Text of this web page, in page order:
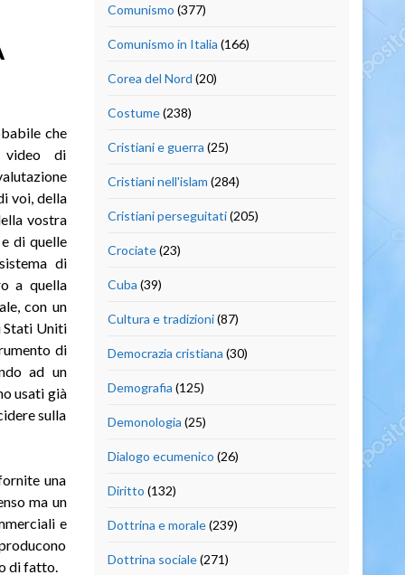
che
video di
voi, della
vostra
di quelle
di
a quella
con un
Stati Uniti
di
ad un
usati già
sulla
una
ma un
e
di fatto.
Comunismo (377)
Comunismo in Italia (166)
Corea del Nord (20)
Costume(238)
Cristiani e guerra (25)
Cristiani nell'islam (284)
Cristiani perseguitati(205)
Crociate(23)
Cuba (39)
Cultura e tradizioni(87)
Democrazia cristiana (30)
Demografia (125)
Demonologia (25)
Dialogo ecumenico (26)
Diritto (132)
Dottrina e morale(239)
Dottrina sociale(271)